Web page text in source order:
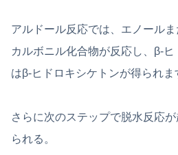
アルドール反応では、エノール
カルボニル化合物が反応し、β-
はβ-ヒドロキシケトンが得られま
さらに次のステップで脱水反応
られる。